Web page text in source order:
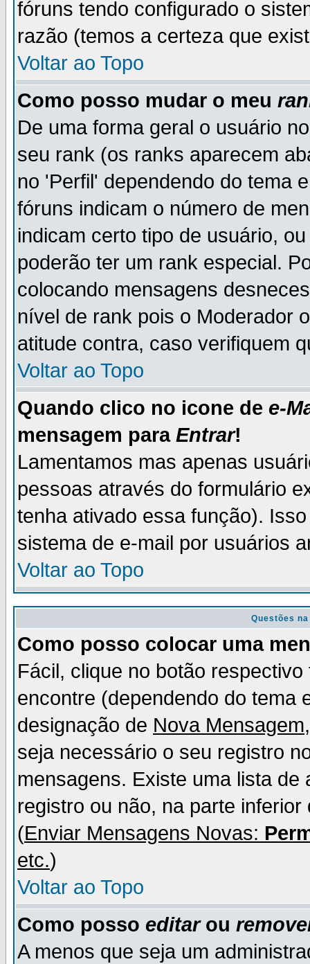
fóruns tendo configurado o
razão (temos a certeza que
Voltar ao Topo
Como posso mudar o meu
De uma forma geral o usuário
seu rank (os ranks aparecem
no 'Perfil' dependendo do tema
fóruns indicam o número de
indicam certo tipo de usuário,
poderão ter um rank especial.
colocando mensagens
nível de rank pois o Moderador
atitude contra, caso verifiquem
Voltar ao Topo
Quando clico no icone de e-
mensagem para Entrar!
Lamentamos mas apenas
pessoas através do formulário
tenha ativado essa função).
sistema de e-mail por usuários
Voltar ao Topo
Questões
Como posso colocar uma
Fácil, clique no botão
encontre (dependendo do tema
designação de Nova Mensagem
seja necessário o seu registro
mensagens. Existe uma lista
registro ou não, na parte
(Enviar Mensagens Novas:
etc.)
Voltar ao Topo
Como posso editarou
A menos que seja um